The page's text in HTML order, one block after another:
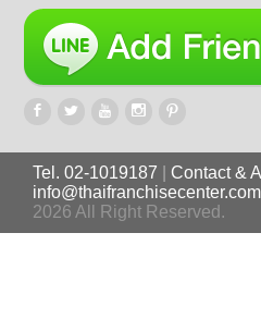
Tel. 02-1019187
Contact &
info@thaifranchisecenter.com
2026 All Right Reserved.